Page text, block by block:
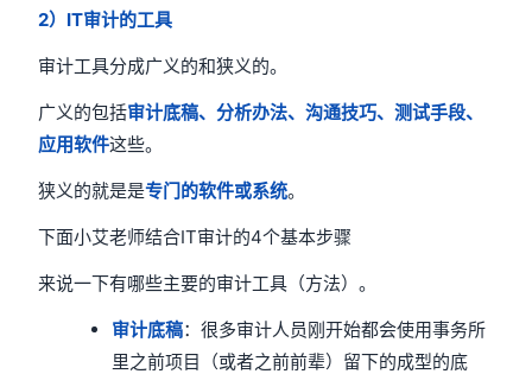
2）IT审计的工具
审计工具分成广义的和狭义的。
广义的包括审计底稿、分析办法、沟通技巧、测试手段、
应用软件这些。
狭义的就是是专门的软件或系统。
下面小艾老师结合IT审计的4个基本步骤
来说一下有哪些主要的审计工具（方法）。
审计底稿：很多审计人员刚开始都会使用事务所
里之前项目（或者之前前辈）留下的成型的底